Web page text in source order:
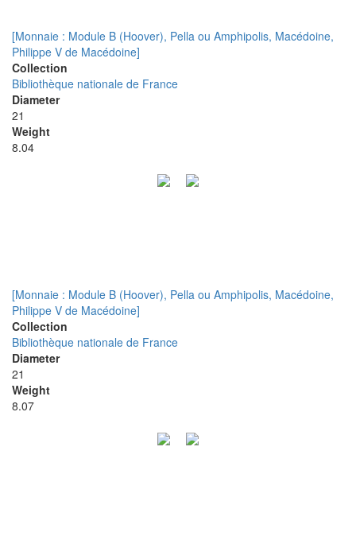
[Monnaie : Module B (Hoover), Pella ou Amphipolis, Macédoine,
Philippe V de Macédoine]
Collection
Bibliothèque nationale de France
Diameter
21
Weight
8.04
[Monnaie : Module B (Hoover), Pella ou Amphipolis, Macédoine,
Philippe V de Macédoine]
Collection
Bibliothèque nationale de France
Diameter
21
Weight
8.07